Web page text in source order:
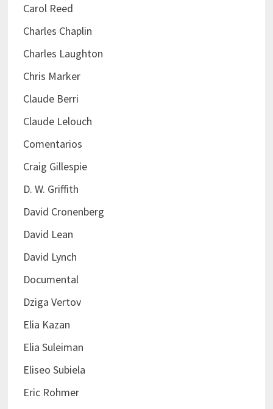
Carol Reed
Charles Chaplin
Charles Laughton
Chris Marker
Claude Berri
Claude Lelouch
Comentarios
Craig Gillespie
D. W. Griffith
David Cronenberg
David Lean
David Lynch
Documental
Dziga Vertov
Elia Kazan
Elia Suleiman
Eliseo Subiela
Eric Rohmer